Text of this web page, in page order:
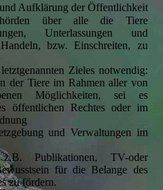
Aufklärung der Öffentlichkeit
über alle die Tiere
Unterlassungen und
bzw. Einschreiten, zu
Zieles notwendig:
der Tiere im Rahmen aller von
Möglichkeiten, sei es
öffentlichen Rechtes oder im
und Verwaltungen im
Publikationen, TV-oder
für die Belange des
zu fördern.